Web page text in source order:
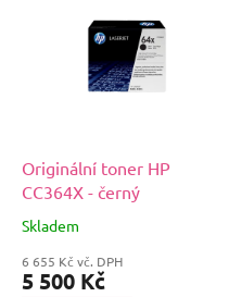
Originální toner HP
CC364X - černý
Skladem
6 655 Kč vč. DPH
5 500 Kč